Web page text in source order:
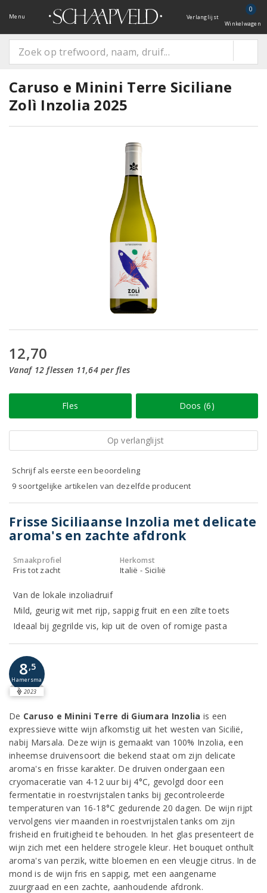
Menu Verlanglijst
0
Winkelwagen
Caruso e Minini Terre Siciliane
Zolì Inzolia 2025
12,70
Vanaf 12 flessen 11,64 per fles
Fles Doos (6)
Op verlanglijst
Schrijf als eerste een beoordeling
9 soortgelijke artikelen van dezelfde producent
Frisse Siciliaanse Inzolia met delicate
aroma's en zachte afdronk
Smaakprofiel
Fris tot zacht
Herkomst
Italië - Sicilië
Van de lokale inzoliadruif
Mild, geurig wit met rijp, sappig fruit en een zilte toets
Ideaal bij gegrilde vis, kip uit de oven of romige pasta
8,5
Hamersma
2023
De Caruso e Minini Terre di Giumara Inzolia is een
expressieve witte wijn afkomstig uit het westen van Sicilië,
nabij Marsala. Deze wijn is gemaakt van 100% Inzolia, een
inheemse druivensoort die bekend staat om zijn delicate
aroma's en frisse karakter. De druiven ondergaan een
cryomaceratie van 4-12 uur bij 4°C, gevolgd door een
fermentatie in roestvrijstalen tanks bij gecontroleerde
temperaturen van 16-18°C gedurende 20 dagen. De wijn rijpt
vervolgens vier maanden in roestvrijstalen tanks om zijn
frisheid en fruitigheid te behouden. In het glas presenteert de
wijn zich met een heldere strogele kleur. Het bouquet onthult
aroma's van perzik, witte bloemen en een vleugje citrus. In de
mond is de wijn fris en sappig, met een aangename
zuurgraad en een zachte, aanhoudende afdronk.